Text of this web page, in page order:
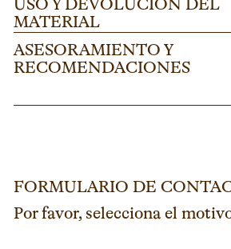
USO Y DEVOLUCIÓN DEL
MATERIAL
ASESORAMIENTO Y
RECOMENDACIONES
FORMULARIO DE
Por favor, selecciona el